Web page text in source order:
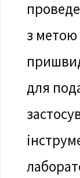
з метою
для